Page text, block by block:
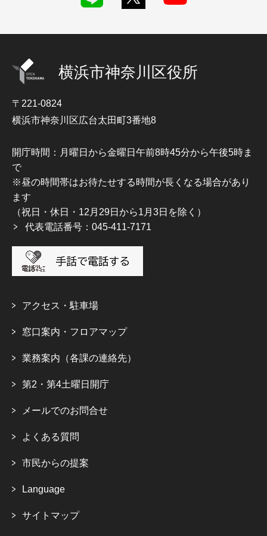
横浜市神奈川区役所
〒221-0824
横浜市神奈川区広台太田町3番地8
開庁時間：月曜日から金曜日午前8時45分から午後5時ま
で
※昼の時間帯はお待たせする時間が長くなる場合があり
ます
（祝日・休日・12月29日から1月3日を除く）
代表電話番号：045-411-7171
アクセス・駐車場
窓口案内・フロアマップ
業務案内（各課の連絡先）
第2・第4土曜日開庁
メールでのお問合せ
よくある質問
市民からの提案
Language
サイトマップ